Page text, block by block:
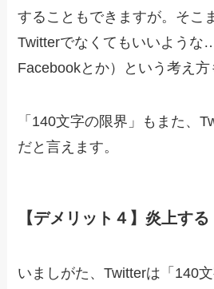
することもできますが。そこ
Twitterでなくてもいいような
Facebookとか）という考え方
「140文字の限界」もまた、
だと言えます。
【デメリット４】炎上する
いましがた、Twitterは「140